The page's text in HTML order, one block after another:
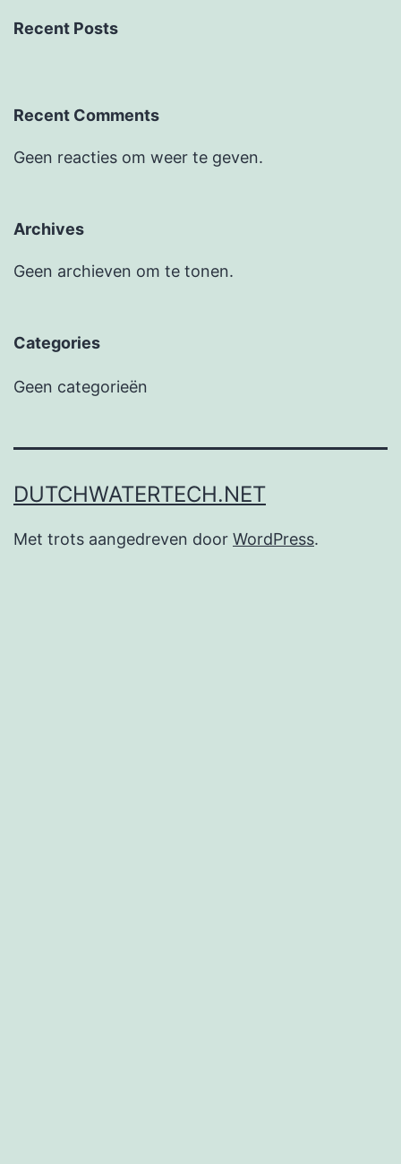
Recent Posts
Recent Comments
Geen reacties om weer te geven.
Archives
Geen archieven om te tonen.
Categories
Geen categorieën
DUTCHWATERTECH.NET
Met trots aangedreven door WordPress.